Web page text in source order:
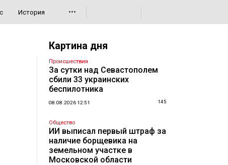
История •••
Картина дня
Происшествия
За сутки над Севастополем
сбили 33 украинских
беспилотника
08.08.2026 12:51 145
Общество
ИИ выписал первый штраф за
наличие борщевика на
земельном участке в
Московской области